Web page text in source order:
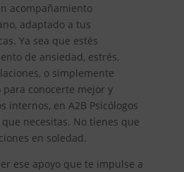
acompañamiento
adaptado a tus
Ya sea que estés
de ansiedad, estrés,
o simplemente
conocerte mejor y
internos, en A2B Psicólogos
necesitas. No tienes que
en soledad.
ese apoyo que te impulse a